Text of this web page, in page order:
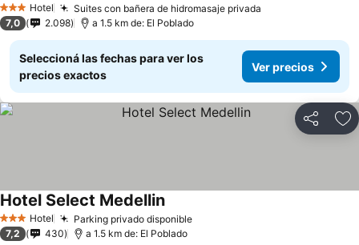
3 Estrellas
Hotel Suites con bañera de hidromasaje privada
7,0 2.098 a 1.5 km de: El Poblado
Seleccioná las fechas para ver los
precios exactos
Ver precios
Compartir
3 Estrellas
Hotel Parking privado disponible
Hotel Select Medellin
7,2 430 a 1.5 km de: El Poblado